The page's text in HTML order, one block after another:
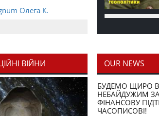
Олега К.
як уособлення
ВІЙНИ OUR NEWS
БУДЕМО ЩИРО
НЕБАЙДУЖИМ
ФІНАНСОВУ
ЧАСОПИСОВІ!